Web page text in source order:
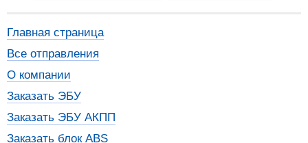
Главная страница
Все отправления
О компании
Заказать ЭБУ
Заказать ЭБУ АКПП
Заказать блок ABS